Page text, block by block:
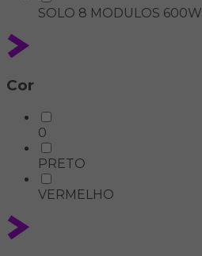
SOLO 8 MODULOS
Cor
0
PRETO
VERMELHO